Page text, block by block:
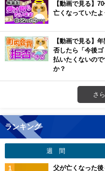
【動画で見る】
亡くなっていた
【動画で見る】
否したら「今後
払いたくないの
か？
さ
ランキング
週 間
父が亡くなった